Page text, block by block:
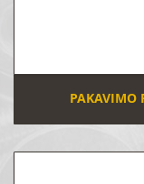
PAKAVIMO